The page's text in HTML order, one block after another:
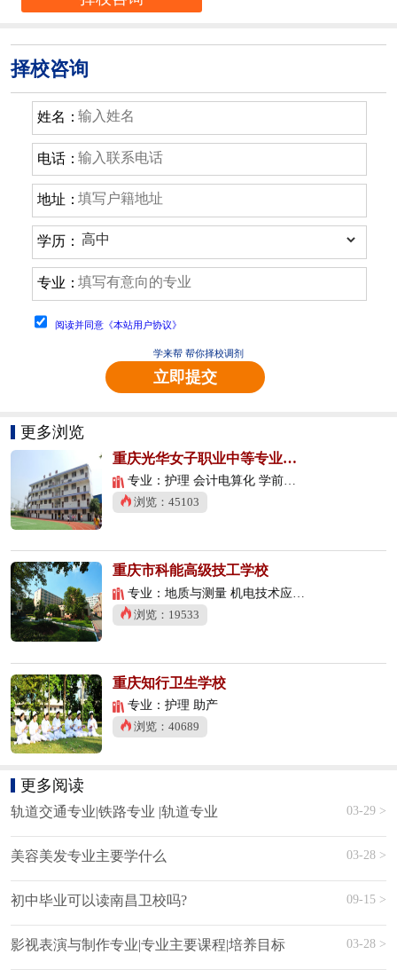
择校咨询
姓名：
电话：
地址：
学历：
专业：
阅读并同意《本站用户协议》
学来帮 帮你择校调剂
立即提交
更多浏览
重庆光华女子职业中等专业学校
专业：护理 会计电算化 学前教育
浏览：45103
重庆市科能高级技工学校
专业：地质与测量 机电技术应用 数控技术应用
浏览：19533
重庆知行卫生学校
专业：护理 助产
浏览：40689
更多阅读
轨道交通专业|铁路专业 |轨道专业 03-29 >
美容美发专业主要学什么 03-28 >
初中毕业可以读南昌卫校吗? 09-15 >
影视表演与制作专业|专业主要课程|培养目标 03-28 >